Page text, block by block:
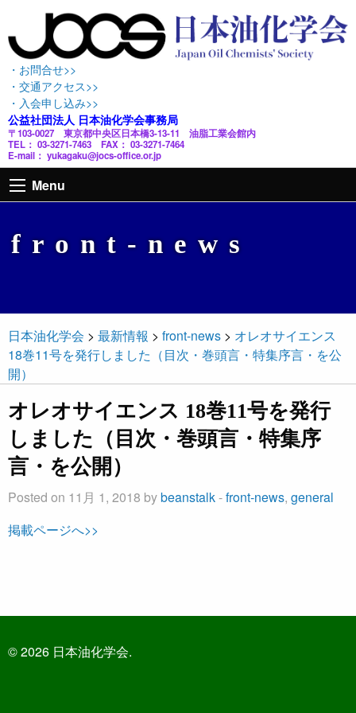
・お問合せ>>
・交通アクセス>>
・入会申し込み>>
公益社団法人 日本油化学会事務局
〒103-0027 東京都中央区日本橋3-13-11 油脂工業会館内
TEL： 03-3271-7463 FAX： 03-3271-7464
E-mail： yukagaku@jocs-office.or.jp
Menu
front-news
日本油化学会 > 最新情報 > front-news > オレオサイエンス
18巻11号を発行しました（目次・巻頭言・特集序言・を公
開）
オレオサイエンス 18巻11号を発行
しました（目次・巻頭言・特集序
言・を公開）
Posted on 11月 1, 2018 bybeanstalk-front-news, general
掲載ページへ>>
© 2026 日本油化学会.